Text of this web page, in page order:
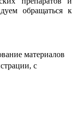
обращаться к
материалов
с